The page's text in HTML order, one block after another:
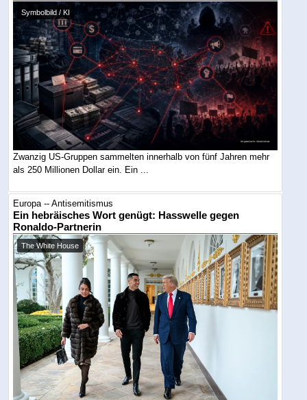
Symbolbild / KI
Zwanzig US-Gruppen sammelten innerhalb von fünf Jahren mehr
als 250 Millionen Dollar ein. Ein ...
Europa -- Antisemitismus
Ein hebräisches Wort genügt: Hasswelle gegen
Ronaldo-Partnerin
The White House